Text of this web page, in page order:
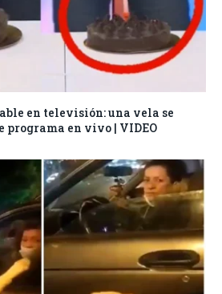
en televisión: una vela se
programa en vivo | VIDEO